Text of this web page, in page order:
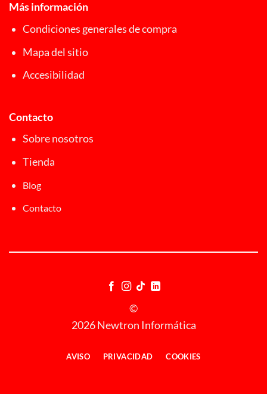
Más información
Condiciones generales de compra
Mapa del sitio
Accesibilidad
Contacto
Sobre nosotros
Tienda
Blog
Contacto
©
2026 Newtron Informática
AVISO PRIVACIDAD COOKIES